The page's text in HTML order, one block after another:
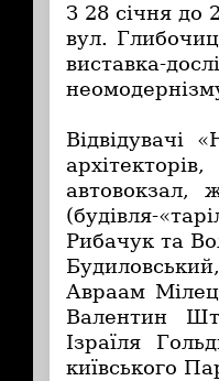
З 28 січня до
вул.
виставка-
Відвідувачі
автовокзал,
(будівля-
Рибачук та
Авраам
Валентин
Ізраїля
київського